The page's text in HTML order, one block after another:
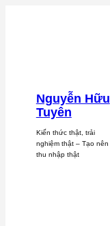
Nguyễn Hữu
Tuyên
Kiến thức thật, trải
nghiệm thật – Tạo nên
thu nhập thật